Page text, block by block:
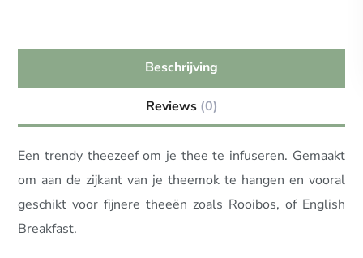
Beschrijving
Reviews (0)
Een trendy theezeef om je thee te infuseren. Gemaakt
om aan de zijkant van je theemok te hangen en vooral
geschikt voor fijnere theeën zoals Rooibos, of English
Breakfast.